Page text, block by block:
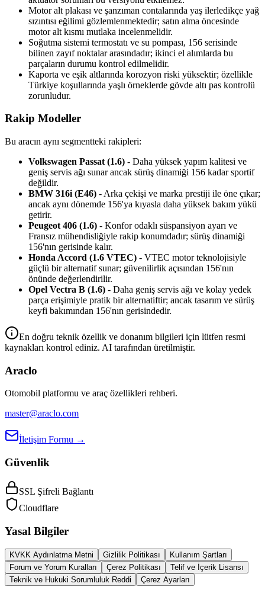
Motor alt plakası ve şanzıman contalarında yaş ilerledikçe yağ
sızıntısı eğilimi gözlemlenmektedir; satın alma öncesinde
motor alt kısmı mutlaka incelenmelidir.
Soğutma sistemi termostatı ve su pompası, 156 serisinde
bilinen zayıf noktalar arasındadır; ikinci el alımlarda bu
parçaların durumu kontrol edilmelidir.
Kaporta ve eşik altlarında korozyon riski yüksektir; özellikle
Türkiye koşullarında yaşlı örneklerde gövde altı pas kontrolü
zorunludur.
Rakip Modeller
Bu aracın aynı segmentteki rakipleri:
Volkswagen Passat (1.6) - Daha yüksek yapım kalitesi ve
geniş servis ağı sunar ancak sürüş dinamiği 156 kadar sportif
değildir.
BMW 316i (E46) - Arka çekişi ve marka prestiji ile öne çıkar;
ancak aynı dönemde 156'ya kıyasla daha yüksek bakım yükü
getirir.
Peugeot 406 (1.6) - Konfor odaklı süspansiyon ayarı ve
Fransız mühendisliğiyle rakip konumdadır; sürüş dinamiği
156'nın gerisinde kalır.
Honda Accord (1.6 VTEC) - VTEC motor teknolojisiyle
güçlü bir alternatif sunar; güvenilirlik açısından 156'nın
önünde değerlendirilir.
Opel Vectra B (1.6) - Daha geniş servis ağı ve kolay yedek
parça erişimiyle pratik bir alternatiftir; ancak tasarım ve sürüş
keyfi bakımından 156'nın gerisindedir.
En doğru teknik özellik ve donanım bilgileri için lütfen resmi
kaynakları kontrol ediniz. AI tarafından üretilmiştir.
Araclo
Otomobil platformu ve araç özellikleri rehberi.
master@araclo.com
İletişim Formu →
Güvenlik
SSL Şifreli Bağlantı
Cloudflare
Yasal Bilgiler
KVKK Aydınlatma Metni Gizlilik Politikası
Kullanım Şartları
Forum ve Yorum Kuralları
Çerez Politikası
Telif ve İçerik Lisansı
Teknik ve Hukuki Sorumluluk Reddi
Çerez Ayarları